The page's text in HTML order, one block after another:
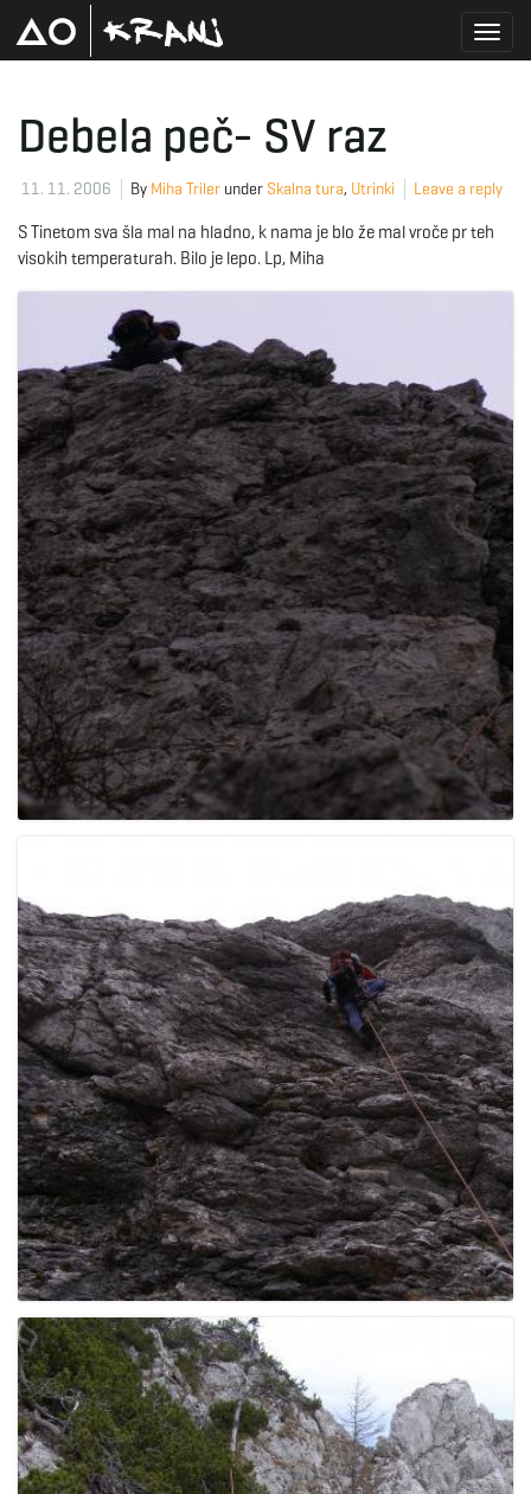
e
n
a
i
g
a
t
o
Debela peč- SV raz
11. 11. 2006 By Miha Triler under Skalna tura, Utrinki Leave a reply
S Tinetom sva šla mal na hladno, k nama je blo že mal vroče pr teh
visokih temperaturah. Bilo je lepo. Lp, Miha